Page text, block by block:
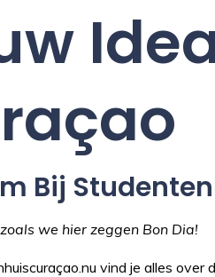
Bij
we hier zeggen Bon Dia!
vind je alles